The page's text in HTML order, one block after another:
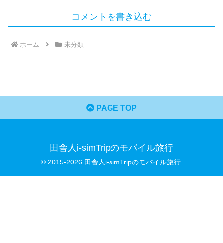
コメントを書き込む
ホーム 未分類
PAGE TOP
田舎人i-simTripのモバイル旅行
© 2015-2026 田舎人i-simTripのモバイル旅行.